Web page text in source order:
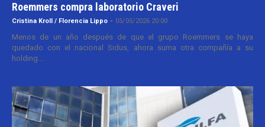
Roemmers compra laboratorio Craveri
Cristina Kroll / Florencia Lippo - 05/05/2026 20:00
Menos de un año después de que el grupo Roemmers se haya
quedado con el nacional Sidus, ahora suma otra compañía a su
holding....